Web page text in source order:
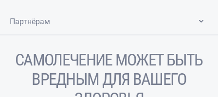
Партнёрам
САМОЛЕЧЕНИЕ МОЖЕТ БЫТЬ
ВРЕДНЫМ ДЛЯ ВАШЕГО